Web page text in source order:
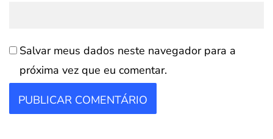
Salvar meus dados neste navegador para a
próxima vez que eu comentar.